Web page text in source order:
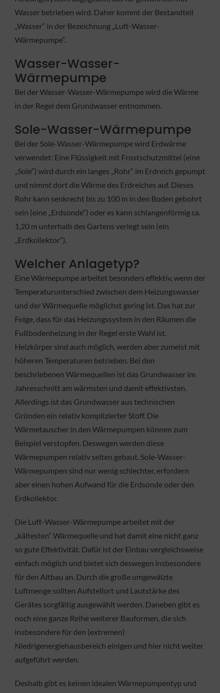
Wasser betrieben wird. Daher kommt der Bestandteil
„Wasser“ in der Bezeichnung „Luft-Wasser-
Wärmepumpe“.
Wasser-Wasser-
Wärmepumpe
Bei der Wasser-Wasser-Wärmepumpe wird die Wärme
in der Regel dem Grundwasser entnommen.
Sole-Wasser-Wärmepumpe
Bei der Sole-Wasser-Wärmepumpe wird Erdwärme
verwendet: Eine Flüssigkeit mit Frostschutzmittel (eine
„Sole“) wird durch ein langes „Rohr“ im Erdreich gepumpt
und nimmt dort die Wärme des Erdreiches auf. Dieses
Rohr kann senkrecht bis zu 100 m in den Boden gebohrt
sein (eine „Erdsonde“) oder es kann schlangenförmig ca.
1,20 m unterhalb des Gartens verlegt sein (ein
„Erdkollektor“).
Welcher Anlagetyp?
Eine Wärmepumpe arbeitet besonders effektiv, wenn der
Temperaturunterschied zwischen dem Heizungswasser
und der Wärmequelle möglichst gering ist. Das hat zur
Folge, dass für das Heizungssystem in den Räumen die
Fußbodenheizung in der Regel erste Wahl ist.
Heizkörper sind auch möglich, werden aber zumeist mit
höheren Temperaturen betrieben. Bei den
beschriebenen Wärmequellen ist das Grundwasser im
Jahresschnitt am wärmsten und damit effektivsten.
Allerdings ist das Grundwasser aus technischen
Gründen ein relativ komplizierter Stoff. Die
Wärmetauscher in den Wärmepumpen können zum
Beispiel verstopfen. Deswegen werden diese
Wärmepumpen relativ selten gebaut. Sole-Wasser-
Wärmepumpen sind nur wenig schlechter, erfordern
aber einen hohen Aufwand für die Erdsonde oder den
Erdkollektor.
Die Luft-Wasser-Wärmepumpe arbeitet mit der
„kältesten“ Wärmequelle und hat damit eine nicht ganz
so gute Effektivität. Dafür ist der Einbau vergleichsweise
einfach möglich und bietet sich deswegen insbesondere
für den Altbau an. Durch die große umgewälzte
Luftmenge sollten Aufstellort und Lautstärke des
Gerätes sorgfältig ausgewählt werden. Daneben gibt es
noch eine ganze Reihe weiterer Bauformen, die sich
insbesondere für den (extremen)
Niedrigenergiehausbereich einigen und hier nicht weiter
aufgeführt werden.
Deshalb gibt es keinen idealen Wärmepumpentyp und